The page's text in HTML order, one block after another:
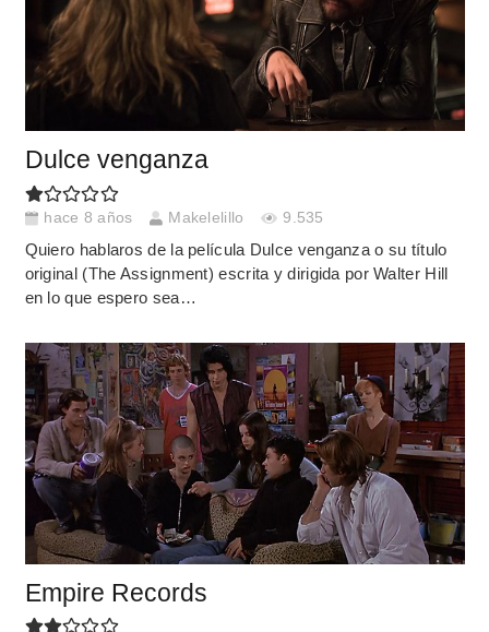
Dulce venganza
hace 8 años Makelelillo 9.535
Quiero hablaros de la película Dulce venganza o su título
original (The Assignment) escrita y dirigida por Walter Hill
en lo que espero sea…
Empire Records